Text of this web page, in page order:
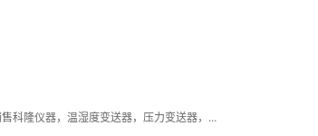
电磁流量计，涡街流量计，涡轮流量计，销售科隆仪器，温湿度变送器，压力变送器，温度传感器，差压变送器，风压差压变送器，投入式液位变送器，液位计，雷达物位计